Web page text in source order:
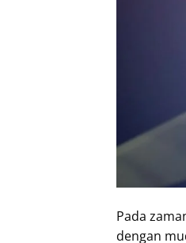
Pada
dengan